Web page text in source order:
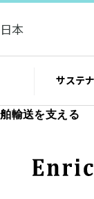
日本
サステ
輸送を支える